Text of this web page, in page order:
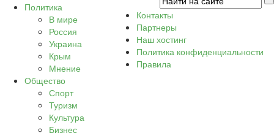
Политика
В мире
Россия
Украина
Крым
Мнение
Общество
Спорт
Туризм
Культура
Бизнес
Контакты
Партнеры
Наш хостинг
Политика конфиденциальности
Правила